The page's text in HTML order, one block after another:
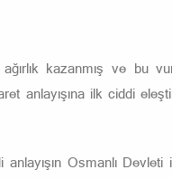
kazanmış ve bu
anlayışına ilk ciddi
Osmanlı